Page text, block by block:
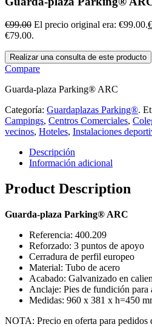
€99.00 El precio original era: €99.00.€
€79.00.
Compare
Guarda-plaza Parking® ARC
Categoría: Guardaplazas Parking®.
Campings, Centros Comerciales,
vecinos, Hoteles, Instalaciones
Descripción
Información adicional
Product Description
Guarda-plaza Parking® ARC
Referencia: 400.209
Reforzado: 3 puntos de apoyo
Cerradura de perfil europeo
Material: Tubo de acero
Acabado: Galvanizado en
Anclaje: Pies de fundición para
Medidas: 960 x 381 x h=450
NOTA: Precio en oferta para pedidos